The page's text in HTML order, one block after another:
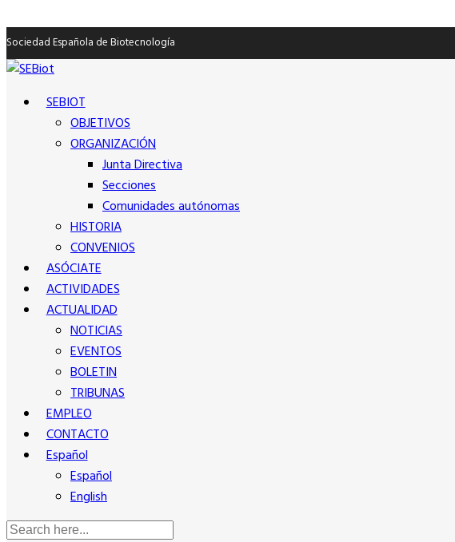
Sociedad Española de Biotecnología
SEBIOT
OBJETIVOS
ORGANIZACIÓN
Junta Directiva
Secciones
Comunidades autónomas
HISTORIA
CONVENIOS
ASÓCIATE
ACTIVIDADES
ACTUALIDAD
NOTICIAS
EVENTOS
BOLETIN
TRIBUNAS
EMPLEO
CONTACTO
Español
Español
English